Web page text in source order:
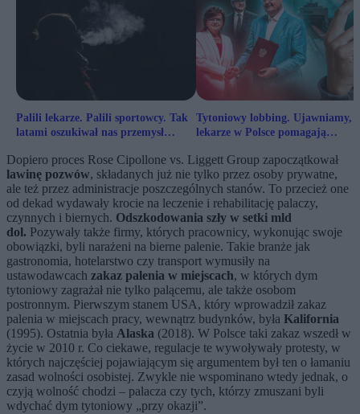
Palili lekarze. Palili sportowcy. Tak
latami oszukiwał nas przemysł
Tytoniowy lobbing. Ujawniamy,
lekarze w Polsce pomagają
Dopiero proces Rose Cipollone vs. Liggett Group zapoczątkował
lawinę pozwów, składanych już nie tylko przez osoby prywatne,
ale też przez administracje poszczególnych stanów. To przecież one
od dekad wydawały krocie na leczenie i rehabilitację palaczy,
czynnych i biernych. Odszkodowania szły w setki mld
dol. Pozywały także firmy, których pracownicy, wykonując swoje
obowiązki, byli narażeni na bierne palenie. Takie branże jak
gastronomia, hotelarstwo czy transport wymusiły na
ustawodawcach zakaz palenia w miejscach, w których dym
tytoniowy zagrażał nie tylko palącemu, ale także osobom
postronnym. Pierwszym stanem USA, który wprowadził zakaz
palenia w miejscach pracy, wewnątrz budynków, była Kalifornia
(1995). Ostatnia była Alaska (2018). W Polsce taki zakaz wszedł w
życie w 2010 r. Co ciekawe, regulacje te wywoływały protesty, w
których najczęściej pojawiającym się argumentem był ten o łamaniu
zasad wolności osobistej. Zwykle nie wspominano wtedy jednak, o
czyją wolność chodzi – palacza czy tych, którzy zmuszani byli
wdychać dym tytoniowy „przy okazji”.